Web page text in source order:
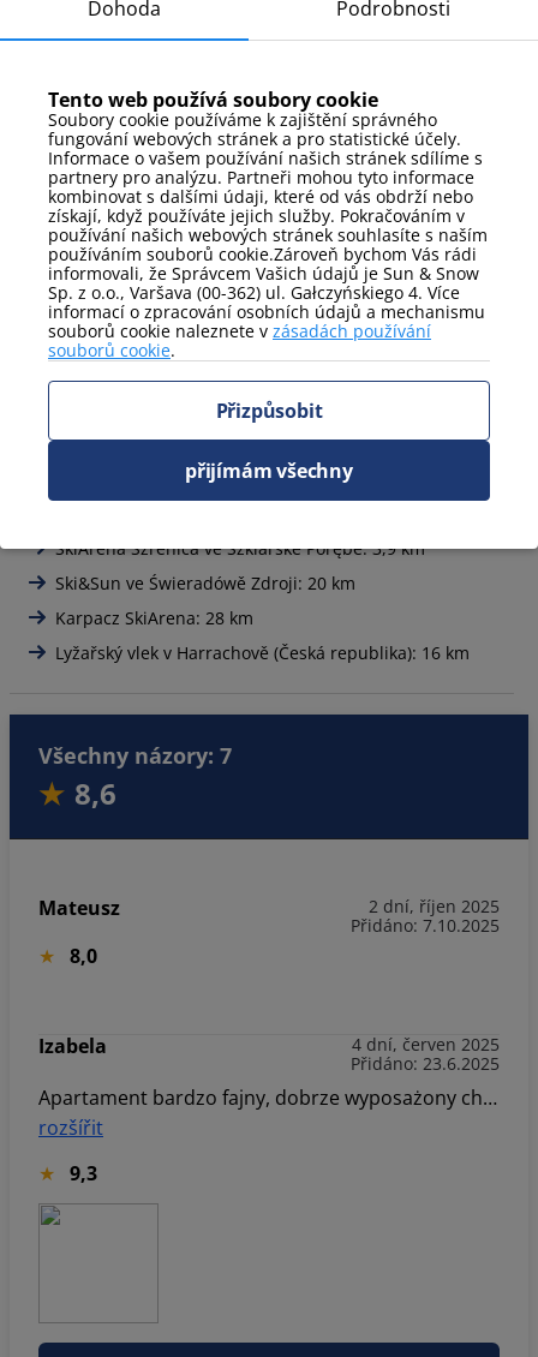
(nutný telefonický kontakt) – poplatek za zvíře 40
PLN za den za každé zvíře
Přibližné vzdálenosti
obchod: 20 m
restauracja: 850 m
lékárna: 1,8 km
nádraží: 1,8 km
svah: 1 km
Zasněžené kotle: 3,6 km
Szklarski vodopád: 4,9 km
Muzeum minerálů: 3,6 km
Huta Julia: 8,5 km
SkiArena Szrenica ve Szklarské Porębě: 3,9 km
Ski&Sun ve Świeradówě Zdroji: 20 km
Karpacz SkiArena: 28 km
Lyžařský vlek v Harrachově (Česká republika): 16 km
Všechny názory: 7
8,6
Mateusz
2 dní, říjen 2025
Přidáno: 7.10.2025
8,0
Izabela
4 dní, červen 2025
Přidáno: 23.6.2025
Apartament bardzo fajny, dobrze wyposażony choć brakowało zmywarki 😁piękne widoki z balkonu, dostęp do strefy spa był ogromnym plusem, ogólnie pobyt był bardzo udany, jesteśmy zadowoleni 👍
rozšířit
9,3
Dohoda Podrobnosti
Tento web používá soubory cookie
Soubory cookie používáme k zajištění správného
fungování webových stránek a pro statistické účely.
Informace o vašem používání našich stránek sdílíme s
partnery pro analýzu. Partneři mohou tyto informace
kombinovat s dalšími údaji, které od vás obdrží nebo
získají, když používáte jejich služby. Pokračováním v
používání našich webových stránek souhlasíte s naším
používáním souborů cookie.Zároveň bychom Vás rádi
informovali, že Správcem Vašich údajů je Sun & Snow
Sp. z o.o., Varšava (00-362) ul. Gałczyńskiego 4. Více
informací o zpracování osobních údajů a mechanismu
souborů cookie naleznete v zásadách používání
souborů cookie.
Přizpůsobit
přijímám všechny